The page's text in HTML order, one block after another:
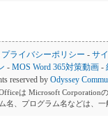
プライバシーポリシー - サ
-MOS Word 365対策動画 -
reserved by Odyssey
は Microsoft Corporation
名、プログラム名などは、